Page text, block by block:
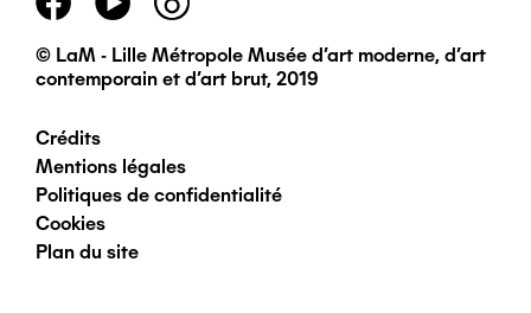
principal
© LaM - Lille Métropole Musée d'art moderne, d'art
contemporain et d'art brut, 2019
Pied
de
page
Crédits
Mentions légales
Politiques de confidentialité
Cookies
Plan du site